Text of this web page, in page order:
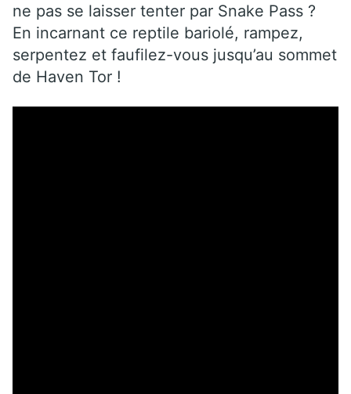
ne pas se laisser tenter par Snake Pass ?
En incarnant ce reptile bariolé, rampez,
serpentez et faufilez-vous jusqu’au sommet
de Haven Tor !